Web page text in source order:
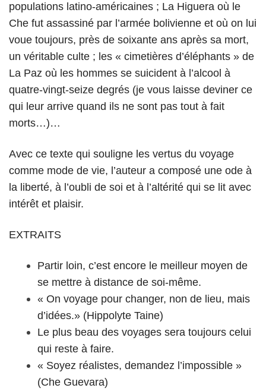
populations latino-américaines ; La Higuera où le
Che fut assassiné par l’armée bolivienne et où on lui
voue toujours, près de soixante ans après sa mort,
un véritable culte ; les « cimetières d’éléphants » de
La Paz où les hommes se suicident à l’alcool à
quatre-vingt-seize degrés (je vous laisse deviner ce
qui leur arrive quand ils ne sont pas tout à fait
morts…)…
Avec ce texte qui souligne les vertus du voyage
comme mode de vie, l’auteur a composé une ode à
la liberté, à l’oubli de soi et à l’altérité qui se lit avec
intérêt et plaisir.
EXTRAITS
Partir loin, c’est encore le meilleur moyen de
se mettre à distance de soi-même.
« On voyage pour changer, non de lieu, mais
d’idées.» (Hippolyte Taine)
Le plus beau des voyages sera toujours celui
qui reste à faire.
« Soyez réalistes, demandez l’impossible »
(Che Guevara)